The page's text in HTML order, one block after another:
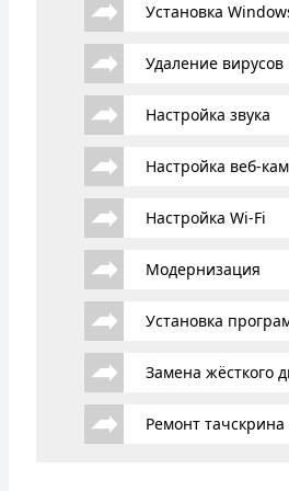
Установка
Удаление вирусов
Настройка звука
Настройка веб-
Настройка Wi-Fi
Модернизация
Установка
Замена жёсткого
Ремонт тачскрина